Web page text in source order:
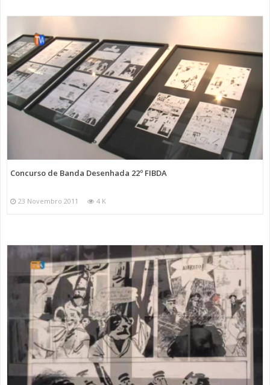
Concurso de Banda Desenhada 22º FIBDA
23 Novembro 2011 4 K